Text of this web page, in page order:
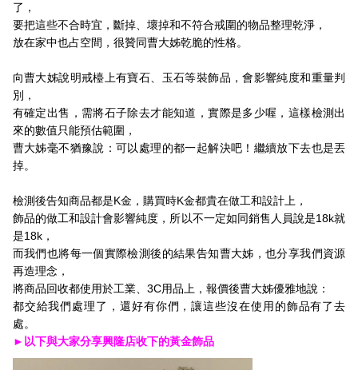
了，
要把這些不合時宜，斷掉、壞掉和不符合戒圍的物品整理乾淨，
放在家中也占空間，很贊同曹大姊乾脆的性格。
向曹大姊說明戒檯上有寶石、玉石等裝飾品，會影響純度和重量判
別，
有確定出售，需將石子除去才能知道，實際是多少喔，這樣檢測出
來的數值只能預估範圍，
曹大姊毫不猶豫說：可以處理的都一起解決吧！繼續放下去也是丟
掉。
檢測後告知商品都是K金，購買時K金都貴在做工和設計上，
飾品的做工和設計會影響純度，所以不一定如同銷售人員說是18k就
是18k，
而我們也將每一個實際檢測後的結果告知曹大姊，也分享我們資源
再造理念，
將商品回收都使用於工業、3C用品上，報價後曹大姊優雅地說：
都交給我們處理了，還好有你們，讓這些沒在使用的飾品有了去
處。
► 以下與大家分享興隆店收下的黃金飾品